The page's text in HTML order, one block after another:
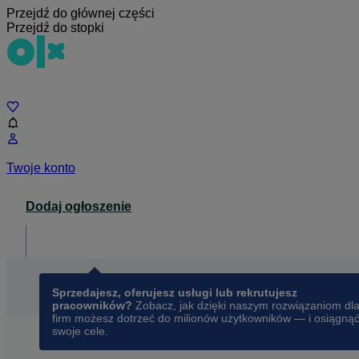
Przejdź do głównej części
Przejdź do stopki
Twoje konto
Dodaj ogłoszenie
Sprzedajesz, oferujesz usługi lub rekrutujesz
pracowników? Zobacz, jak dzięki naszym rozwiązaniom dla
firm możesz dotrzeć do milionów użytkowników — i osiągnąć
swoje cele.